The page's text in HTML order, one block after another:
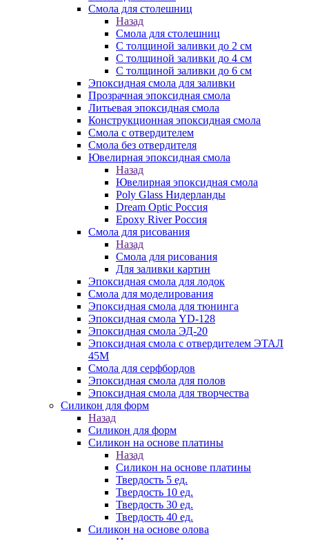
Смола для столешниц
Назад
Смола для столешниц
С толщиной заливки до 2 см
С толщиной заливки до 4 см
С толщиной заливки до 6 см
Эпоксидная смола для заливки
Прозрачная эпоксидная смола
Литьевая эпоксидная смола
Конструкционная эпоксидная смола
Смола с отвердителем
Смола без отвердителя
Ювелирная эпоксидная смола
Назад
Ювелирная эпоксидная смола
Poly Glass Нидерланды
Dream Optic Россия
Epoxy River Россия
Смола для рисования
Назад
Смола для рисования
Для заливки картин
Эпоксидная смола для лодок
Смола для моделирования
Эпоксидная смола для тюнинга
Эпоксидная смола YD-128
Эпоксидная смола ЭД-20
Эпоксидная смола с отвердителем ЭТАЛ
45М
Смола для серфбордов
Эпоксидная смола для полов
Эпоксидная смола для творчества
Силикон для форм
Назад
Силикон для форм
Силикон на основе платины
Назад
Силикон на основе платины
Твердость 5 ед.
Твердость 10 ед.
Твердость 30 ед.
Твердость 40 ед.
Силикон на основе олова